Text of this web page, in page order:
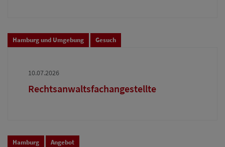
Hamburg und Umgebung Gesuch
10.07.2026
Rechtsanwaltsfachangestellte
Hamburg Angebot